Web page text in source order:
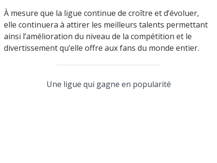
À mesure que la ligue continue de croître et d’évoluer,
elle continuera à attirer les meilleurs talents permettant
ainsi l’amélioration du niveau de la compétition et le
divertissement qu’elle offre aux fans du monde entier.
Une ligue qui gagne en popularité